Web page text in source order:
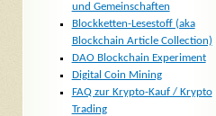
und Gemeinschaften
Blockketten-Lesestoff (aka
Blockchain Article Collection)
DAO Blockchain Experiment
Digital Coin Mining
FAQ zur Krypto-Kauf / Krypto
Trading